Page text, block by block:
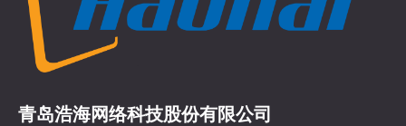
青岛浩海网络科技股份有限公司